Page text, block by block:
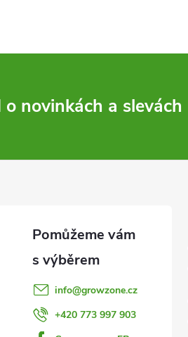
o novinkách a slevách
info@growzone.cz
+420 773 997 903